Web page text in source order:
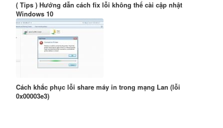
( Tips ) Hướng dẫn cách fix lỗi không thể cài cập nhật
Windows 10
Cách khắc phục lỗi share máy in trong mạng Lan (lỗi
0x00003e3)